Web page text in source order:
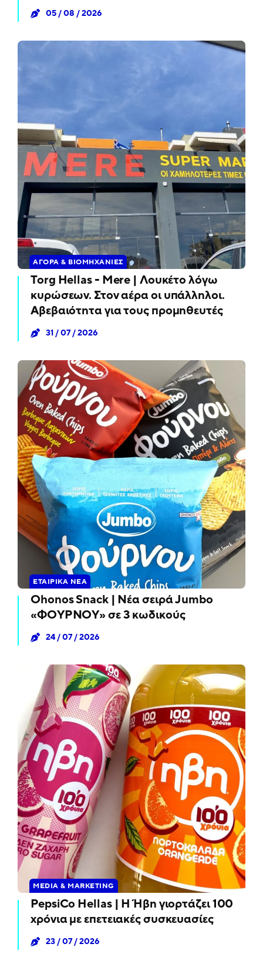
05 / 08 / 2026
ΑΓΟΡΆ & ΒΙΟΜΗΧΑΝΊΕΣ
Torg Hellas - Mere | Λουκέτο λόγω
κυρώσεων. Στον αέρα οι υπάλληλοι.
Αβεβαιότητα για τους προμηθευτές
31 / 07 / 2026
ΕΤΑΙΡΙΚΆ ΝΈΑ
Ohonos Snack | Νέα σειρά Jumbo
«ΦΟΥΡΝΟΥ» σε 3 κωδικούς
24 / 07 / 2026
MEDIA & MARKETING
PepsiCo Hellas | Η Ήβη γιορτάζει 100
χρόνια με επετειακές συσκευασίες
23 / 07 / 2026